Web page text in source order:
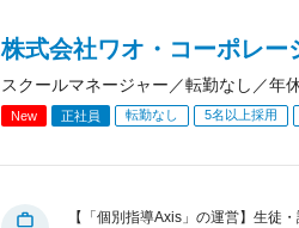
株式会社ワオ・コーポレー
スクールマネージャー／転勤なし／年
New 正社員 転勤なし 5名以上採用
【「個別指導Axis」の運営】生徒